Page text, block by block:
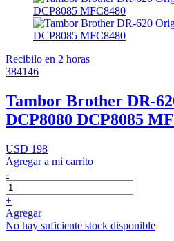
Recibilo en 2 horas
384146
Tambor Brother DR-
DCP8080 DCP8085
USD 198
Agregar a mi carrito
-
+
Agregar
No hay suficiente stock disponible